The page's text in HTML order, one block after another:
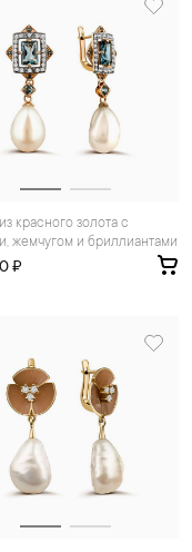
жемчугом и бриллиантами
₽